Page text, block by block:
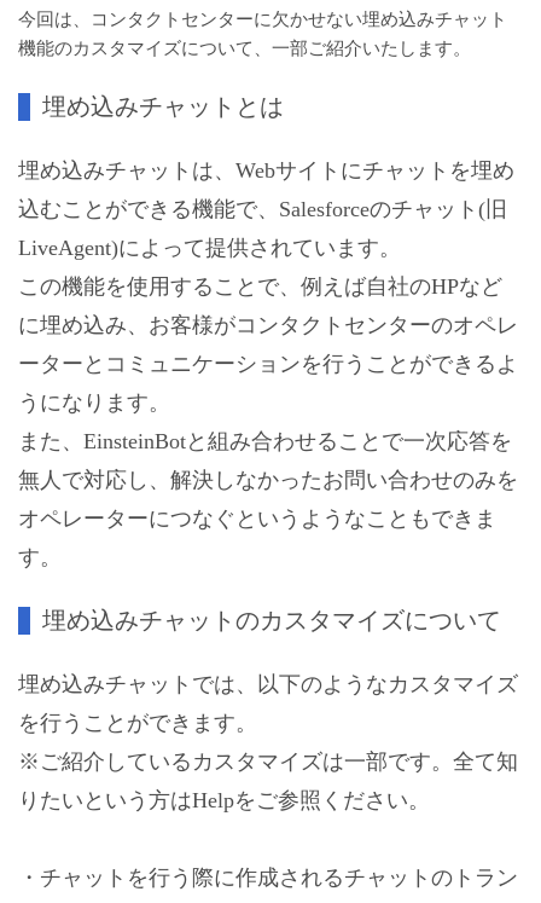
今回は、コンタクトセンターに欠かせない埋め込みチャット
機能のカスタマイズについて、一部ご紹介いたします。
埋め込みチャットとは
埋め込みチャットは、Webサイトにチャットを埋め
込むことができる機能で、Salesforceのチャット(旧
LiveAgent)によって提供されています。
この機能を使用することで、例えば自社のHPなど
に埋め込み、お客様がコンタクトセンターのオペレ
ーターとコミュニケーションを行うことができるよ
うになります。
また、EinsteinBotと組み合わせることで一次応答を
無人で対応し、解決しなかったお問い合わせのみを
オペレーターにつなぐというようなこともできま
す。
埋め込みチャットのカスタマイズについて
埋め込みチャットでは、以下のようなカスタマイズ
を行うことができます。
※ご紹介しているカスタマイズは一部です。全て知
りたいという方はHelpをご参照ください。
・チャットを行う際に作成されるチャットのトラン